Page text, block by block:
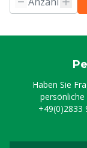
Haben Sie
+49(0)2833